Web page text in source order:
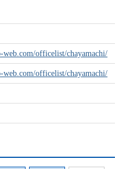
web.com/officelist/chayamachi/
web.com/officelist/chayamachi/